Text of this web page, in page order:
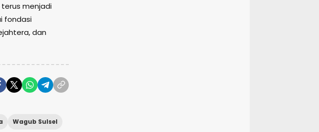
menjadi
fondasi
dan
Wagub Sulsel